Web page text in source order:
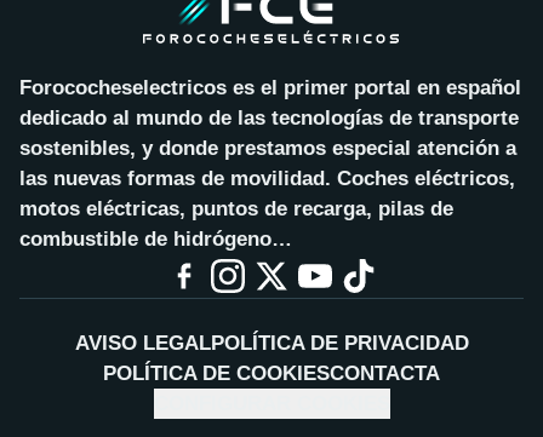
Forococheselectricos es el primer portal en español
dedicado al mundo de las tecnologías de transporte
sostenibles, y donde prestamos especial atención a
las nuevas formas de movilidad. Coches eléctricos,
motos eléctricas, puntos de recarga, pilas de
combustible de hidrógeno…
AVISO LEGALPOLÍTICA DE PRIVACIDAD
POLÍTICA DE COOKIESCONTACTA